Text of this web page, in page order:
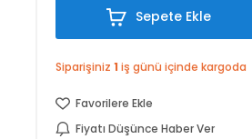
Sepete Ekle
Siparişiniz1 iş günü içinde kargoda
Favorilere Ekle
Fiyatı Düşünce Haber Ver